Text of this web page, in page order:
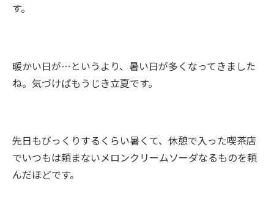
す。
暖かい日が…というより、暑い日が多くなってきました
ね。気づけばもうじき立夏です。
先日もびっくりするくらい暑くて、休憩で入った喫茶店
でいつもは頼まないメロンクリームソーダなるものを頼
んだほどです。